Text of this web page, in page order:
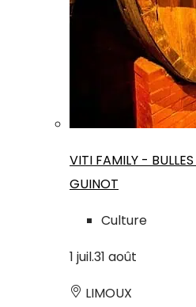
VITI FAMILY -
GUINOT
Culture
1 juil.31 août
LIMOUX